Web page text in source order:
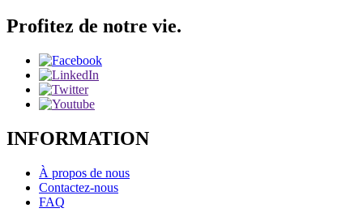
Profitez de notre vie.
INFORMATION
À propos de nous
Contactez-nous
FAQ